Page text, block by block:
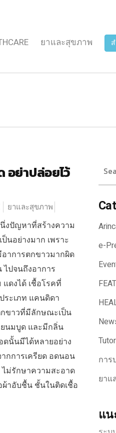
ยาและสุขภาพ
อย่าปล่อยไว้
ยาและสุขภาพ
งปัญหาที่สร้างความ
นอย่างมาก เพราะ
าการตกขาวมากผิด
ปจนถึงอาการ
ดงได้ เชื้อโรคที่
ระเภท แคนดิดา
กขาวที่มีลักษณะเป็น
นมบูด และมีกลิ่น
ดนั้นมีได้หลายอย่าง
กการเครียด อดนอน
ม่รักษาความสะอาด
ผ้าอับชื้น ชั้นในติดเชื้อ
for:
e-
การ
ยาแ
แ